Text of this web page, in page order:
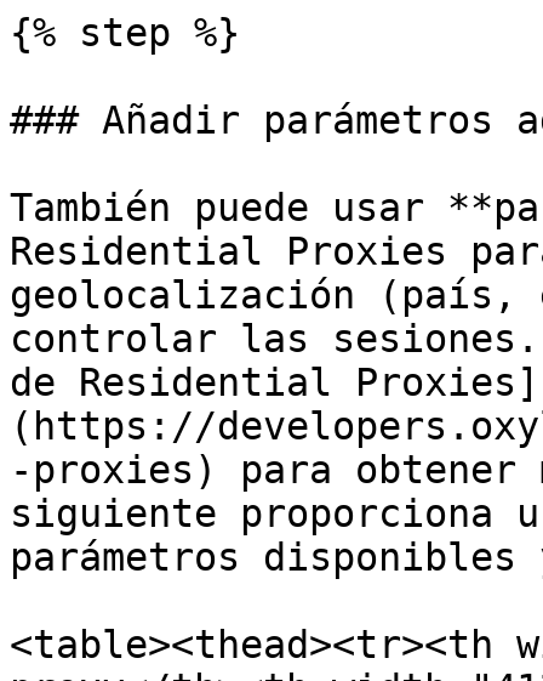
{% step %}
### Añadir parámetros
También puede usar
Residential Proxies
geolocalización
controlar las sesiones.
de Residential Proxies]
(https://
-proxies) para obtener
siguiente proporciona
parámetros
<table><thead><tr><th